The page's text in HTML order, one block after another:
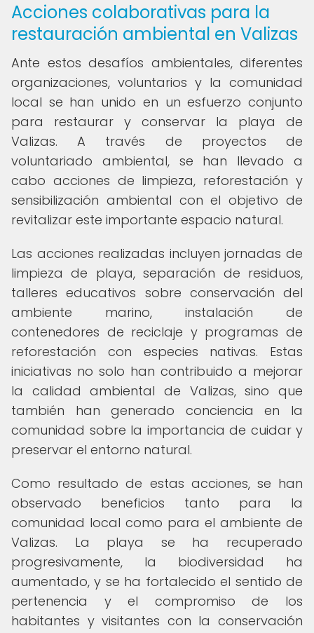
Acciones colaborativas para la
restauración ambiental en Valizas
Ante estos desafíos ambientales, diferentes
organizaciones, voluntarios y la comunidad
local se han unido en un esfuerzo conjunto
para restaurar y conservar la playa de
Valizas. A través de proyectos de
voluntariado ambiental, se han llevado a
cabo acciones de limpieza, reforestación y
sensibilización ambiental con el objetivo de
revitalizar este importante espacio natural.
Las acciones realizadas incluyen jornadas de
limpieza de playa, separación de residuos,
talleres educativos sobre conservación del
ambiente marino, instalación de
contenedores de reciclaje y programas de
reforestación con especies nativas. Estas
iniciativas no solo han contribuido a mejorar
la calidad ambiental de Valizas, sino que
también han generado conciencia en la
comunidad sobre la importancia de cuidar y
preservar el entorno natural.
Como resultado de estas acciones, se han
observado beneficios tanto para la
comunidad local como para el ambiente de
Valizas. La playa se ha recuperado
progresivamente, la biodiversidad ha
aumentado, y se ha fortalecido el sentido de
pertenencia y el compromiso de los
habitantes y visitantes con la conservación